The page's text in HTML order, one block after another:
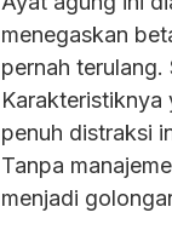
menegaskan
pernah
Karakteristiknya
penuh distraksi
Tanpa